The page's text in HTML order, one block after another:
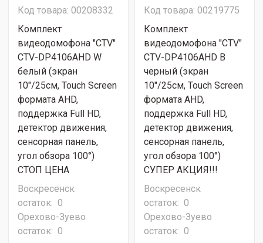
Код товара: 00208332
Комплект
видеодомофона "CTV"
CTV-DP4106AHD W
белый (экран
10"/25см, Touch Screen
формата AHD,
поддержка Full HD,
детектор движения,
сенсорная панель,
угол обзора 100°)
СТОП ЦЕНА
Воскресенск
остаток: 0
Орехово-Зуево
остаток: 0
Код товара: 00219775
Комплект
видеодомофона "CTV"
CTV-DP4106AHD В
черный (экран
10"/25см, Touch Screen
формата AHD,
поддержка Full HD,
детектор движения,
сенсорная панель,
угол обзора 100°)
СУПЕР АКЦИЯ!!!
Воскресенск
остаток: 0
Орехово-Зуево
остаток: 0